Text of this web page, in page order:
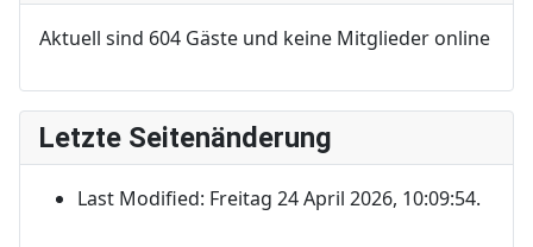
Aktuell sind 604 Gäste und keine Mitglieder online
Letzte Seitenänderung
Last Modified: Freitag 24 April 2026, 10:09:54.